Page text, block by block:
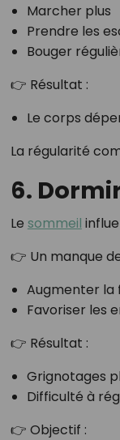
Marcher plus
Prendre les
Bouger
👉 Résultat :
Le corps
La régularité
6.
Le sommeil
👉 Un manque
Augmenter la
Favoriser les
👉 Résultat :
Grignotages
Difficulté à
👉 Objectif :